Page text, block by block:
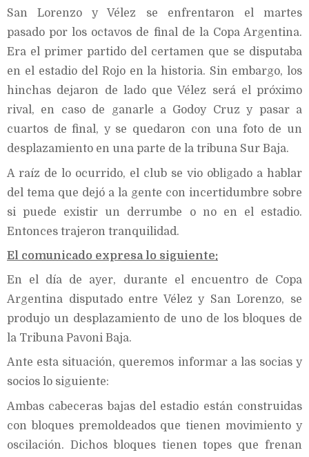
San Lorenzo y Vélez se enfrentaron el martes
pasado por los octavos de final de la Copa Argentina.
Era el primer partido del certamen que se disputaba
en el estadio del Rojo en la historia. Sin embargo, los
hinchas dejaron de lado que Vélez será el próximo
rival, en caso de ganarle a Godoy Cruz y pasar a
cuartos de final, y se quedaron con una foto de un
desplazamiento en una parte de la tribuna Sur Baja.
A raíz de lo ocurrido, el club se vio obligado a hablar
del tema que dejó a la gente con incertidumbre sobre
si puede existir un derrumbe o no en el estadio.
Entonces trajeron tranquilidad.
El comunicado expresa lo siguiente:
En el día de ayer, durante el encuentro de Copa
Argentina disputado entre Vélez y San Lorenzo, se
produjo un desplazamiento de uno de los bloques de
la Tribuna Pavoni Baja.
Ante esta situación, queremos informar a las socias y
socios lo siguiente:
Ambas cabeceras bajas del estadio están construidas
con bloques premoldeados que tienen movimiento y
oscilación. Dichos bloques tienen topes que frenan